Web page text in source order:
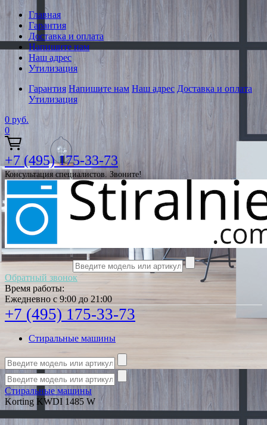
Главная
Гарантия
Доставка и оплата
Напишите нам
Наш адрес
Утилизация
Гарантия Напишите нам Наш адрес Доставка и оплата
Утилизация
0 руб.
0
+7 (495) 175-33-73
Консультация специалистов. Звоните!
Обратный звонок
Время работы:
Ежедневно с 9:00 до 21:00
+7 (495) 175-33-73
Стиральные машины
Стиральные машины
Korting KWDI 1485 W